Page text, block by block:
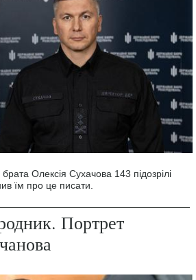
Олексія Сухачова 143 підозрілі
їм про це писати.
Портрет